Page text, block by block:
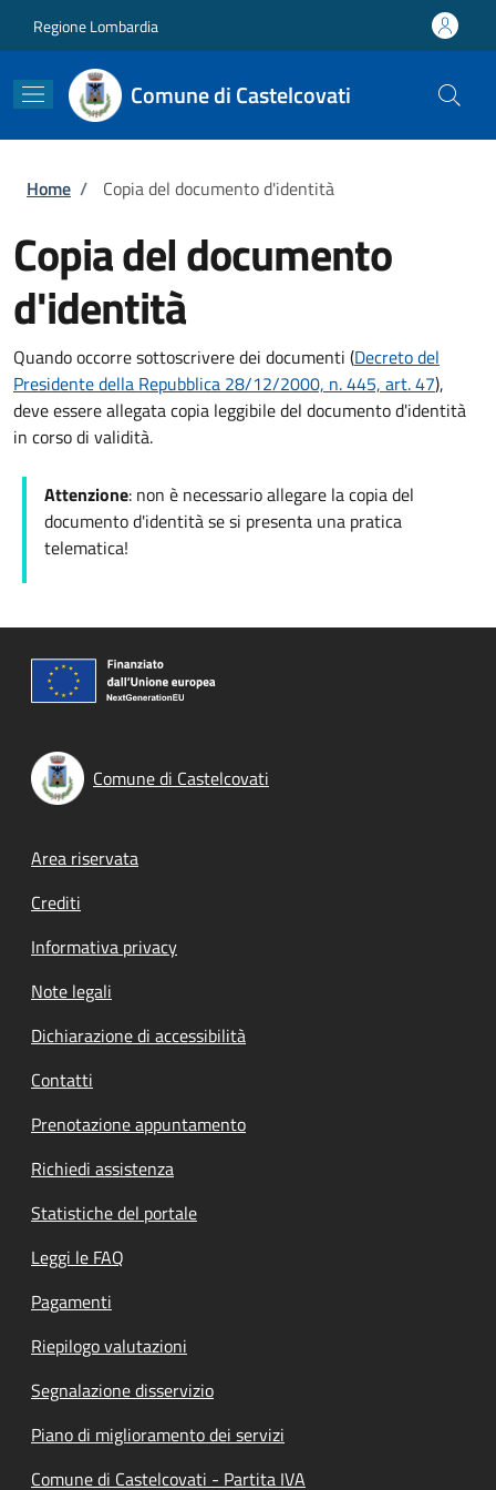
Regione Lombardia
Comune di Castelcovati
Briciole di pane
Home / Copia del documento d'identità
Copia del documento
d'identità
Quando occorre sottoscrivere dei documenti (Decreto del
Presidente della Repubblica 28/12/2000, n. 445, art. 47),
deve essere allegata copia leggibile del documento d'identità
in corso di validità.
Attenzione: non è necessario allegare la copia del
documento d'identità se si presenta una pratica
telematica!
Comune di Castelcovati
Footer menu
Area riservata
Crediti
Informativa privacy
Note legali
Dichiarazione di accessibilità
Contatti
Prenotazione appuntamento
Richiedi assistenza
Statistiche del portale
Leggi le FAQ
Pagamenti
Riepilogo valutazioni
Segnalazione disservizio
Piano di miglioramento dei servizi
Comune di Castelcovati - Partita IVA